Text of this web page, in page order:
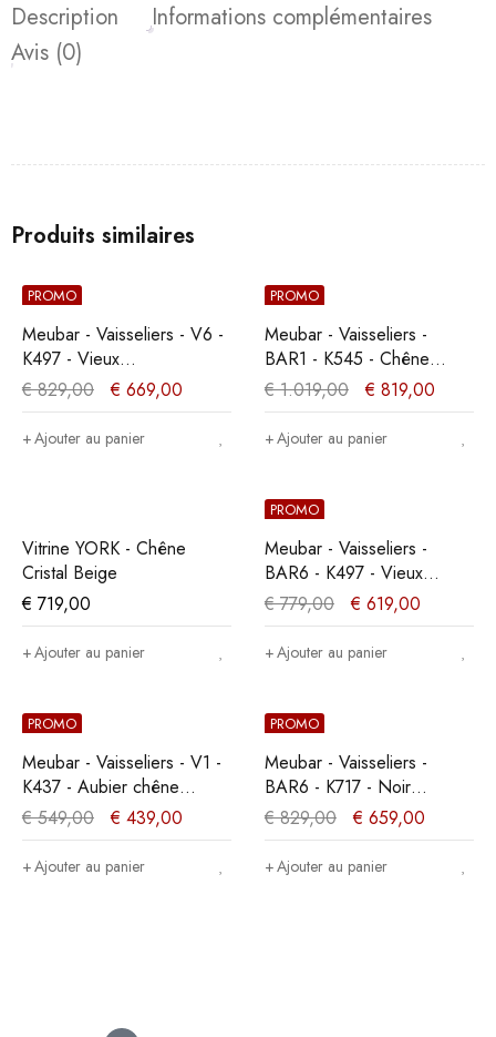
Description
Informations complémentaires
Avis (0)
Produits similaires
PROMO
Meubar - Vaisseliers - V6 -
K497 - Vieux
Chêne/Imitation acier -
130x189x50cm
€829,00 € 669,00
Ajouter au panier
PROMO
Meubar - Vaisseliers -
BAR1 - K545 - Chêne
Millenium - 127x202x49cm
€1.019,00 € 819,00
Ajouter au panier
Vitrine YORK - Chêne
Cristal Beige
€ 719,00
Ajouter au panier
PROMO
Meubar - Vaisseliers -
BAR6 - K497 - Vieux
Chêne/Imitation acier -
130x189x50cm
€779,00 € 619,00
Ajouter au panier
PROMO
Meubar - Vaisseliers - V1 -
K437 - Aubier chêne
gris/Marbre -
140x163x50cm
€549,00 € 439,00
Ajouter au panier
PROMO
Meubar - Vaisseliers -
BAR6 - K717 - Noir
élégant/Vieux teck -
113x192x50cm
€829,00 € 659,00
Ajouter au panier